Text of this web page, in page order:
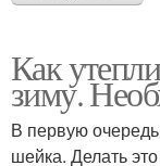
Как
зиму.
В первую
шейка. Делать